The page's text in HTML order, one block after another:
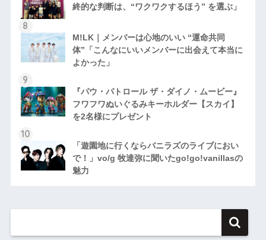
終的な判断は、“ワクワクするほう” を選ぶ」
M!LK｜メンバーは心地のいい “運命共同
体”「こんなにいいメンバーに出会えて本当に
よかった」
『パウ・パトロール ザ・ダイノ・ムービー』
フワフワぬいぐるみキーホルダー【スカイ】
を2名様にプレゼント
「遊園地に行くならバニラズのライブにおい
で！」vo/g 牧達弥に聞いたgo!go!vanillasの
魅力